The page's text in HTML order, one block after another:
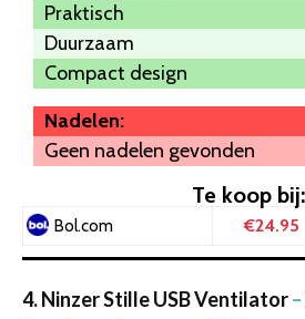
Praktisch
Duurzaam
Compact design
Nadelen:
Geen nadelen gevonden
Te koop bij:
Bol.com €24.95
4. Ninzer Stille USB Ventilator